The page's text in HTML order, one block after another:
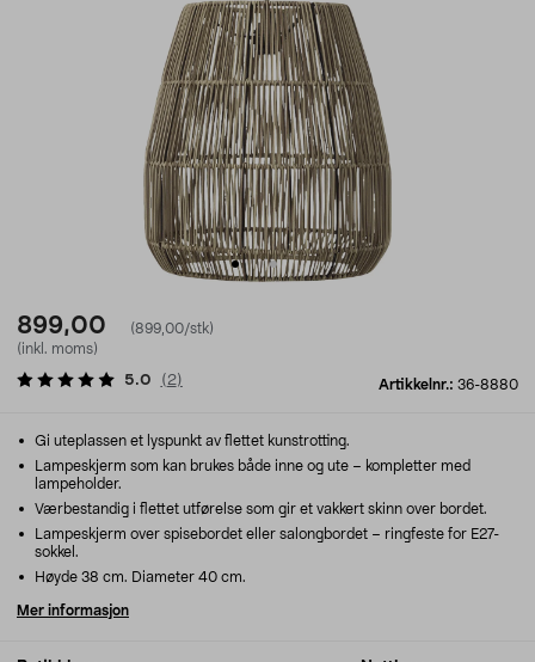
899,00
(899,00/stk)
(inkl. moms)
Artikkelnr.: 36-8880
5.0 ( 2)
Gi uteplassen et lyspunkt av flettet kunstrotting.
Lampeskjerm som kan brukes både inne og ute – kompletter med
lampeholder.
Værbestandig i flettet utførelse som gir et vakkert skinn over bordet.
Lampeskjerm over spisebordet eller salongbordet – ringfeste for E27-
sokkel.
Høyde 38 cm. Diameter 40 cm.
Mer informasjon